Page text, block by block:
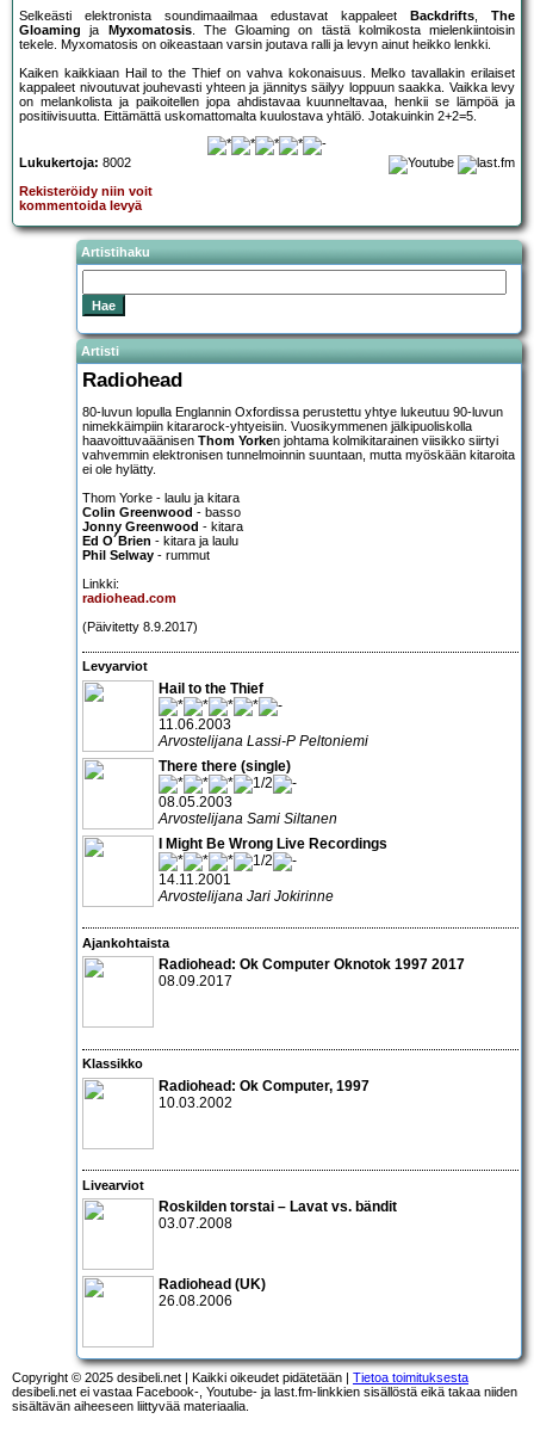
Selkeästi elektronista soundimaailmaa edustavat kappaleet
Backdrifts, The
Gloaming ja Myxomatosis. The Gloaming on tästä kolmikosta mielenkiintoisin
tekele. Myxomatosis on oikeastaan varsin joutava ralli ja levyn ainut heikko lenkki.
Kaiken kaikkiaan Hail to the Thief on vahva kokonaisuus. Melko tavallakin erilaiset
kappaleet nivoutuvat jouhevasti yhteen ja jännitys säilyy loppuun saakka. Vaikka levy
on melankolista ja paikoitellen jopa ahdistavaa kuunneltavaa, henkii se lämpöä ja
positiivisuutta. Eittämättä uskomattomalta kuulostava yhtälö. Jotakuinkin 2+2=5.
Lukukertoja: 8002
Rekisteröidy niin voit
kommentoida levyä
Artistihaku
Artisti
Radiohead
80-luvun lopulla Englannin Oxfordissa perustettu yhtye lukeutuu 90-luvun
nimekkäimpiin kitararock-yhtyeisiin. Vuosikymmenen jälkipuoliskolla
haavoittuvaäänisen Thom Yorken johtama kolmikitarainen viisikko siirtyi
vahvemmin elektronisen tunnelmoinnin suuntaan, mutta myöskään kitaroita
ei ole hylätty.
Thom Yorke - laulu ja kitara
Colin Greenwood - basso
Jonny Greenwood - kitara
Ed O´Brien - kitara ja laulu
Phil Selway - rummut
Linkki:
radiohead.com
(Päivitetty 8.9.2017)
Levyarviot
Hail to the Thief
11.06.2003
Arvostelijana Lassi-P Peltoniemi
There there (single)
08.05.2003
Arvostelijana Sami Siltanen
I Might Be Wrong Live Recordings
14.11.2001
Arvostelijana Jari Jokirinne
Ajankohtaista
Radiohead: Ok Computer Oknotok 1997 2017
08.09.2017
Klassikko
Radiohead: Ok Computer, 1997
10.03.2002
Livearviot
Roskilden torstai – Lavat vs. bändit
03.07.2008
Radiohead (UK)
26.08.2006
Copyright © 2025 desibeli.net | Kaikki oikeudet pidätetään | Tietoa toimituksesta
desibeli.net ei vastaa Facebook-, Youtube- ja last.fm-linkkien sisällöstä eikä takaa niiden
sisältävän aiheeseen liittyvää materiaalia.